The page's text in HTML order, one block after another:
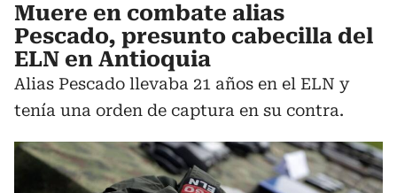
Muere en combate alias
Pescado, presunto cabecilla del
ELN en Antioquia
Alias Pescado llevaba 21 años en el ELN y
tenía una orden de captura en su contra.